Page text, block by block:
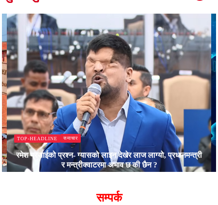
TOP-HEADLINE समाचार
रमेश प्रसाईको प्रश्न- ग्यासको लाइन देखेर लाज लाग्यो, प्रधानमन्त्री
र मन्त्रीक्वाटरमा अभाव छ की छैन ?
सम्पर्क